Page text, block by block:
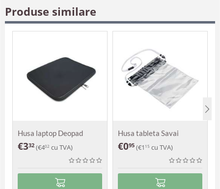
Produse similare
Husa laptop Deopad
€332 (€402 cu TVA)
Husa tableta Savai
€095 (€1 15 cu TVA)